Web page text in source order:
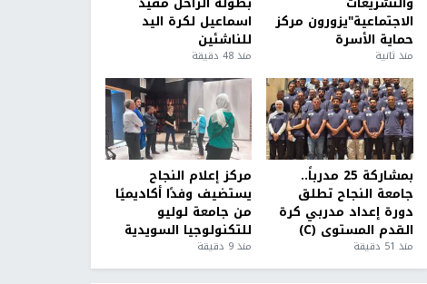
الاجتماعية"يزورون مركز
حماية الأسرة
منذ ثانية
اسماعيل لكرة اليد
للناشئين
منذ 48 دقيقة
بمشاركة 25 مدرباً..
جامعة النجاح تطلق
دورة إعداد مدربي كرة
القدم المستوى (C)
منذ 51 دقيقة
مركز إعلام النجاح
يستضيف وفدًا أكاديميًا
من جامعة لوليو
للتكنولوجيا السويدية
منذ 9 دقيقة